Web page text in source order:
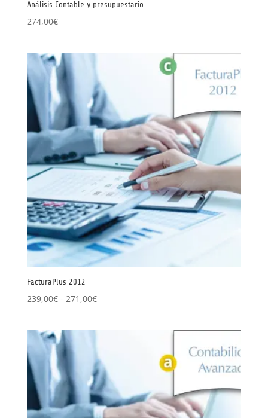
Análisis Contable y presupuestario
274,00€
FacturaPlus 2012
239,00€ - 271,00€Rango
239,00€
hasta
271,00€